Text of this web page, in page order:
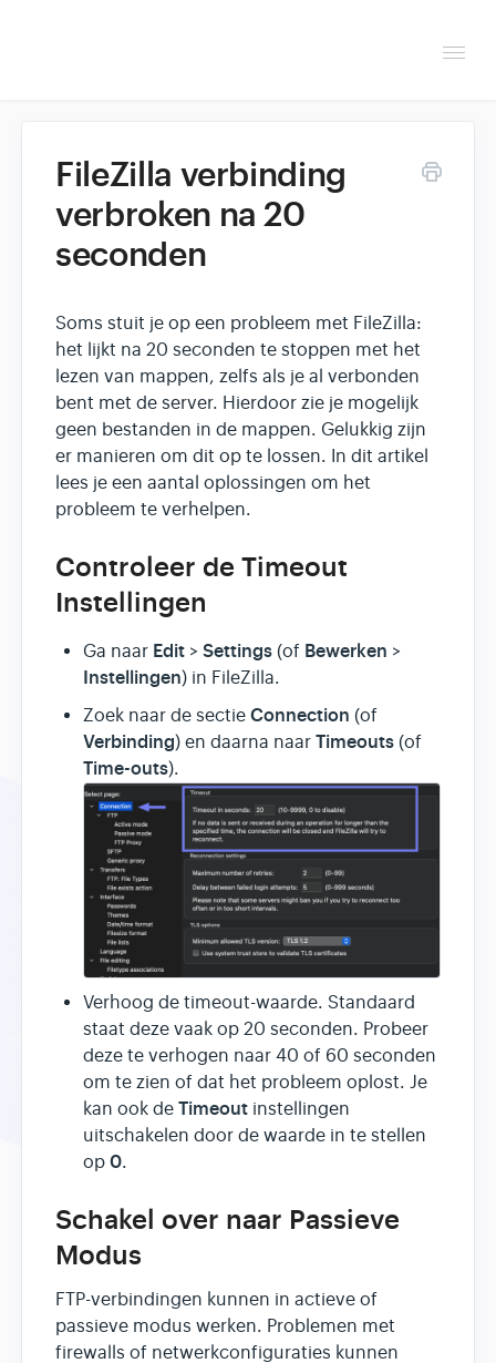
Helpdesk
Optimaliseren & debuggen
Contact
Klantenpaneel →
Hoasted.com →
FileZilla verbinding
verbroken na 20
seconden
Soms stuit je op een probleem met FileZilla:
het lijkt na 20 seconden te stoppen met het
lezen van mappen, zelfs als je al verbonden
bent met de server. Hierdoor zie je mogelijk
geen bestanden in de mappen. Gelukkig zijn
er manieren om dit op te lossen. In dit artikel
lees je een aantal oplossingen om het
probleem te verhelpen.
Controleer de Timeout
Instellingen
Ga naar Edit > Settings (of Bewerken >
Instellingen) in FileZilla.
Zoek naar de sectie Connection (of
Verbinding) en daarna naar Timeouts (of
Time-outs).
Verhoog de timeout-waarde. Standaard
staat deze vaak op 20 seconden. Probeer
deze te verhogen naar 40 of 60 seconden
om te zien of dat het probleem oplost. Je
kan ook de Timeout instellingen
uitschakelen door de waarde in te stellen
op 0.
Schakel over naar Passieve
Modus
FTP-verbindingen kunnen in actieve of
passieve modus werken. Problemen met
firewalls of netwerkconfiguraties kunnen